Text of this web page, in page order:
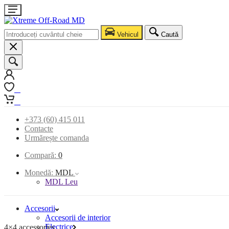
Vehicul Caută
+373 (60) 415 011
Contacte
Urmărește comanda
Compară: 0
Monedă: MDL
MDL Leu
Accesorii
Accesorii de interior
Electrice
4×4 accessories